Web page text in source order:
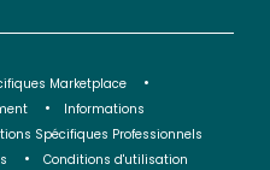
Marketplace
Informations
Spécifiques Professionnels
Conditions d'utilisation